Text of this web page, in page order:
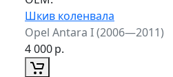
Шкив коленвала
Opel Antara I (2006—2011)
4 000р.